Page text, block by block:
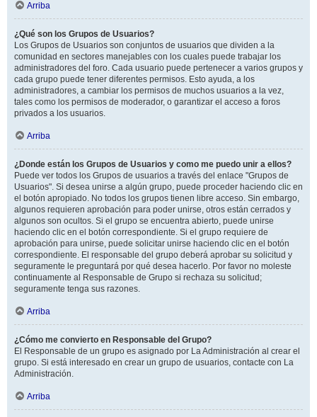
Arriba
¿Qué son los Grupos de Usuarios?
Los Grupos de Usuarios son conjuntos de usuarios que dividen a la
comunidad en sectores manejables con los cuales puede trabajar los
administradores del foro. Cada usuario puede pertenecer a varios grupos y
cada grupo puede tener diferentes permisos. Esto ayuda, a los
administradores, a cambiar los permisos de muchos usuarios a la vez,
tales como los permisos de moderador, o garantizar el acceso a foros
privados a los usuarios.
Arriba
¿Donde están los Grupos de Usuarios y como me puedo unir a ellos?
Puede ver todos los Grupos de usuarios a través del enlace "Grupos de
Usuarios". Si desea unirse a algún grupo, puede proceder haciendo clic en
el botón apropiado. No todos los grupos tienen libre acceso. Sin embargo,
algunos requieren aprobación para poder unirse, otros están cerrados y
algunos son ocultos. Si el grupo se encuentra abierto, puede unirse
haciendo clic en el botón correspondiente. Si el grupo requiere de
aprobación para unirse, puede solicitar unirse haciendo clic en el botón
correspondiente. El responsable del grupo deberá aprobar su solicitud y
seguramente le preguntará por qué desea hacerlo. Por favor no moleste
continuamente al Responsable de Grupo si rechaza su solicitud;
seguramente tenga sus razones.
Arriba
¿Cómo me convierto en Responsable del Grupo?
El Responsable de un grupo es asignado por La Administración al crear el
grupo. Si está interesado en crear un grupo de usuarios, contacte con La
Administración.
Arriba